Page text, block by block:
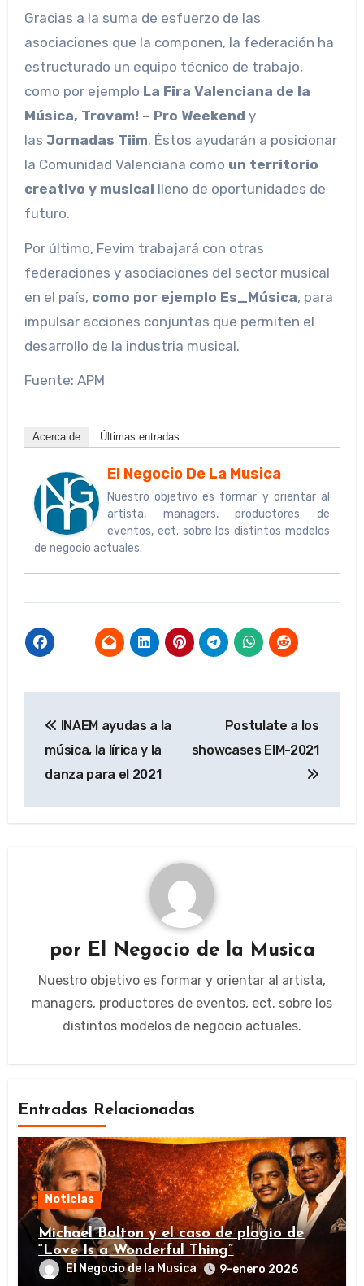
Gracias a la suma de esfuerzo de las
asociaciones que la componen, la federación ha
estructurado un equipo técnico de trabajo,
como por ejemplo La Fira Valenciana de la
Música, Trovam! – Pro Weekend y
las Jornadas Tiim. Éstos ayudarán a posicionar
la Comunidad Valenciana como un territorio
creativo y musical lleno de oportunidades de
futuro.
Por último, Fevim trabajará con otras
federaciones y asociaciones del sector musical
en el país, como por ejemplo Es_Música, para
impulsar acciones conjuntas que permiten el
desarrollo de la industria musical.
Fuente: APM
Acerca de Últimas entradas
El Negocio De La Musica
Nuestro objetivo es formar y orientar al
artista, managers, productores de
eventos, ect. sobre los distintos modelos
de negocio actuales.
de
entradas
INAEM ayudas a la
música, la lírica y la
danza para el 2021
Postulate a los
showcases EIM-2021
por El Negocio de la Musica
Nuestro objetivo es formar y orientar al artista,
managers, productores de eventos, ect. sobre los
distintos modelos de negocio actuales.
Entradas Relacionadas
Noticias
Michael Bolton y el caso de plagio de
“Love Is a Wonderful Thing”
El Negocio de la Musica 9-enero 2026